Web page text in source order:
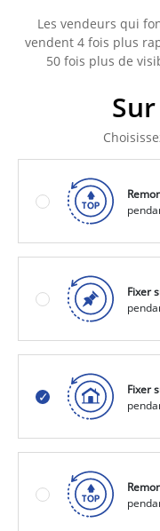
Les vendeurs qui
vendent 4 fois plus
50 fois plus de
Fixer
Fixer